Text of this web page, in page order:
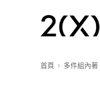
首頁 多件組內著